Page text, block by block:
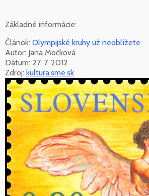
Základné informácie:
Článok: Olympijské kruhy už neoblížete
Autor: Jana Močková
Dátum: 27. 7. 2012
Zdroj: kultura.sme.sk